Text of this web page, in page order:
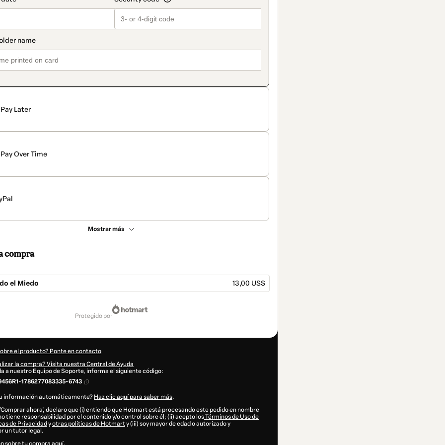
Pay Later
Pay Over Time
Mostrar más
compra
el Miedo 13,00 US$
protegido por
el producto? Ponte en contacto
la compra? Visita nuestra Central de Ayuda
a nuestro Equipo de Soporte, informa el siguiente código:
1786277083335-6743
información automáticamente? Haz clic aquí para saber más.
ahora', declaro que (i) entiendo que Hotmart está procesando este pedido en nombre
tiene responsabilidad por el contenido y/o control sobre él; (ii) acepto losTérminos de Uso de
de Privacidad yotras políticas de Hotmarty (iii) soy mayor de edad o autorizado y
un tutor legal.